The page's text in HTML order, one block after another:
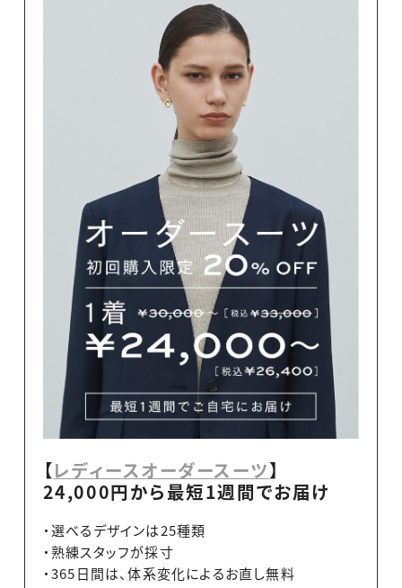
【レディースオーダースーツ】
24,000円から最短1週間でお届け
・選べるデザインは25種類
・熟練スタッフが採寸
・365日間は、体系変化によるお直し無料